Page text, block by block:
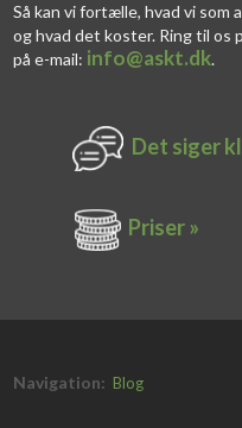
Så kan vi fortælle, hvad vi som
og hvad det koster. Ring til os
på e-mail: info@askt.dk​.​
Det siger
Priser »
Navigation: Blog